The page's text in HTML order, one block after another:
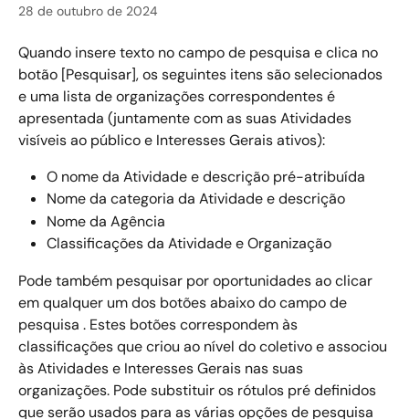
28 de outubro de 2024
Quando insere texto no campo de pesquisa e clica no
botão [Pesquisar], os seguintes itens são selecionados
e uma lista de organizações correspondentes é
apresentada (juntamente com as suas Atividades
visíveis ao público e Interesses Gerais ativos):
O nome da Atividade e descrição pré-atribuída
Nome da categoria da Atividade e descrição
Nome da Agência
Classificações da Atividade e Organização
Pode também pesquisar por oportunidades ao clicar
em qualquer um dos botões abaixo do campo de
pesquisa . Estes botões correspondem às
classificações que criou ao nível do coletivo e associou
às Atividades e Interesses Gerais nas suas
organizações. Pode substituir os rótulos pré definidos
que serão usados para as várias opções de pesquisa